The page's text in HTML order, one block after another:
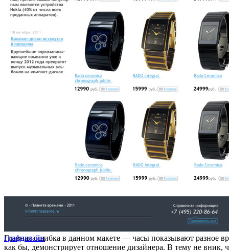
Главная ошибка в данном макете — часы показывают разное
как бы, демонстрирует отношение дизайнера. В тему не вник,
графдизайн